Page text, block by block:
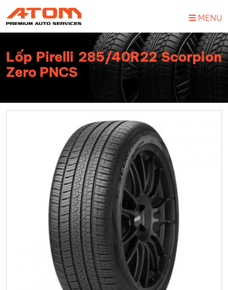
MENU
Lốp Pirelli 285/40R22 Scorpion
Zero PNCS